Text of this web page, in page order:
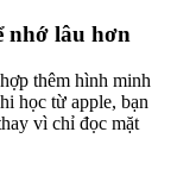
nhớ lâu hơn
thêm hình minh
học từ apple, bạn
vì chỉ đọc mặt